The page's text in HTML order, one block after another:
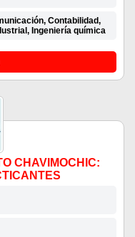
Contabilidad,
Ingeniería química
CHAVIMOCHIC: